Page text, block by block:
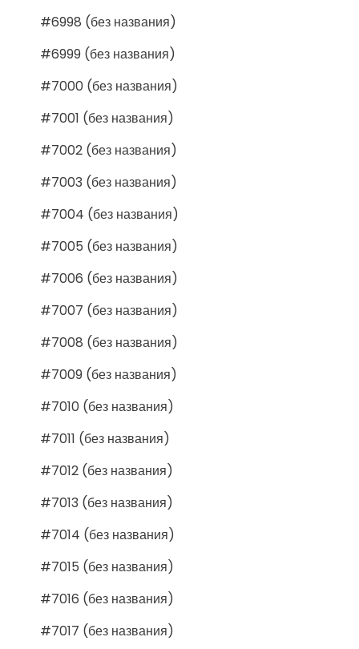
#6998 (без названия)
#6999 (без названия)
#7000 (без названия)
#7001 (без названия)
#7002 (без названия)
#7003 (без названия)
#7004 (без названия)
#7005 (без названия)
#7006 (без названия)
#7007 (без названия)
#7008 (без названия)
#7009 (без названия)
#7010 (без названия)
#7011 (без названия)
#7012 (без названия)
#7013 (без названия)
#7014 (без названия)
#7015 (без названия)
#7016 (без названия)
#7017 (без названия)